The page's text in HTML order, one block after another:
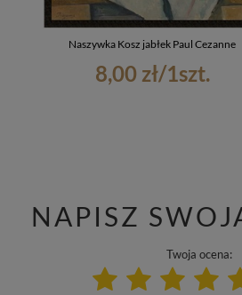
Naszywka Kosz jabłek Paul Cezanne
8,00 zł/1szt.
NAPISZ
Twoja ocena: